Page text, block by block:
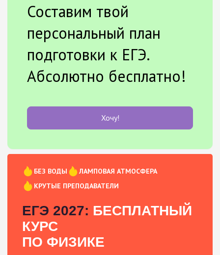
Составим твой
персональный план
подготовки к ЕГЭ.
Абсолютно бесплатно!
Хочу!
БЕЗ ВОДЫ
ЛАМПОВАЯ АТМОСФЕРА
КРУТЫЕ ПРЕПОДАВАТЕЛИ
ЕГЭ 2027: БЕСПЛАТНЫЙ
КУРС
ПО ФИЗИКЕ